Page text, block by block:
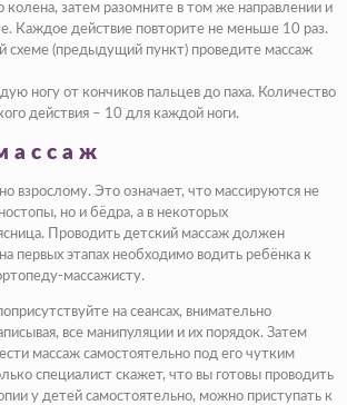
колена, затем разомните в том же направлении и
Каждое действие повторите не меньше 10 раз.
схеме (предыдущий пункт) проведите массаж
ногу от кончиков пальцев до паха. Количество
действия – 10 для каждой ноги.
взрослому. Это означает, что массируются не
но и бёдра, а в некоторых
Проводить детский массаж должен
первых этапах необходимо водить ребёнка к
массажисту.
на сеансах, внимательно
все манипуляции и их порядок. Затем
массаж самостоятельно под его чутким
специалист скажет, что вы готовы проводить
у детей самостоятельно, можно приступать к